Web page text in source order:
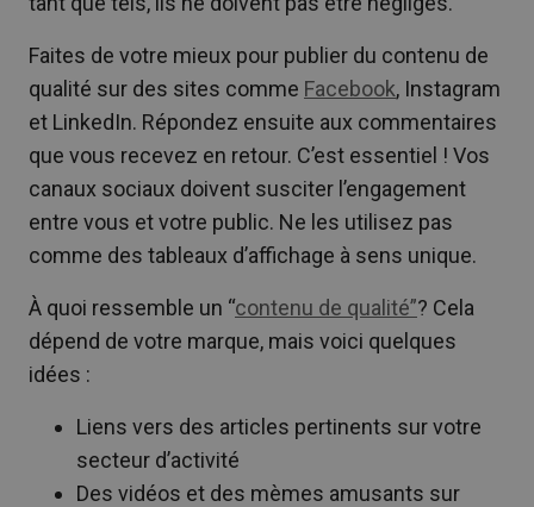
Faites de votre mieux pour publier du contenu de
qualité sur des sites comme Facebook, Instagram
et LinkedIn. Répondez ensuite aux commentaires
que vous recevez en retour. C’est essentiel ! Vos
canaux sociaux doivent susciter l’engagement
entre vous et votre public. Ne les utilisez pas
comme des tableaux d’affichage à sens unique.
À quoi ressemble un “contenu de qualité”? Cela
dépend de votre marque, mais voici quelques
idées :
Liens vers des articles pertinents sur votre
secteur d’activité
Des vidéos et des mèmes amusants sur